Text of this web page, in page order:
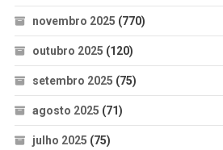
novembro 2025 (770)
outubro 2025 (120)
setembro 2025 (75)
agosto 2025 (71)
julho 2025 (75)